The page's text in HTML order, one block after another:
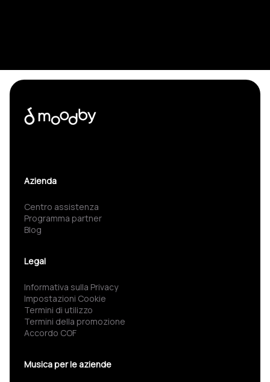
Azienda
Centro assistenza
Programma partner
Blog
Legal
Informativa sulla Privacy
Impostazioni Cookie
Termini di utilizzo
Termini della promozione
Accordo COF
Musica per le aziende